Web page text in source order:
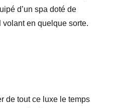
d’un spa doté de
en quelque sorte.
de tout ce luxe le temps